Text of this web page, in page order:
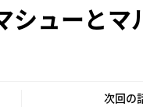
シューとマ
次回の